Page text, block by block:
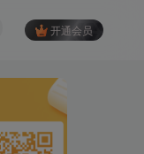
开通会员